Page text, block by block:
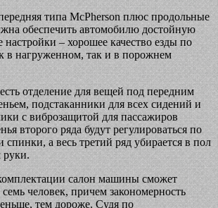
типа McPherson плюс продольные
обеспечить автомобилю достойную
настройки – хорошее качество езды по
в нагруженном, так и в порожнем
отделение для вещей под передним
подстаканники для всех сидений и
с виброзащитой для пассажиров
второго ряда будут регулироваться по
а весь третий ряд убирается в пол
руки.
салон машины сможет
человек, причем закономерность
тем дороже. Судя по